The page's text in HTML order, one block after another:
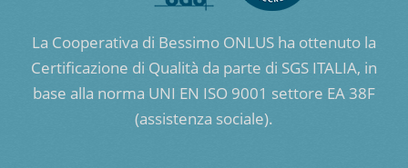
La Cooperativa di Bessimo ONLUS ha ottenuto la
Certificazione di Qualità da parte di SGS ITALIA, in
base alla norma UNI EN ISO 9001 settore EA 38F
(assistenza sociale).